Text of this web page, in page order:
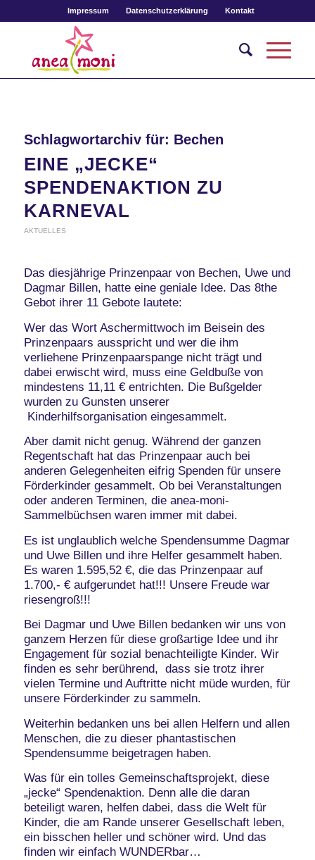
Impressum Datenschutzerklärung Kontakt
Schlagwortarchiv für: Bechen
EINE „JECKE“
SPENDENAKTION ZU
KARNEVAL
AKTUELLES
Das diesjährige Prinzenpaar von Bechen, Uwe und
Dagmar Billen, hatte eine geniale Idee. Das 8the
Gebot ihrer 11 Gebote lautete:
Wer das Wort Aschermittwoch im Beisein des
Prinzenpaars ausspricht und wer die ihm
verliehene Prinzenpaarspange nicht trägt und
dabei erwischt wird, muss eine Geldbuße von
mindestens 11,11 € entrichten. Die Bußgelder
wurden zu Gunsten unserer
Kinderhilfsorganisation eingesammelt.
Aber damit nicht genug. Während der ganzen
Regentschaft hat das Prinzenpaar auch bei
anderen Gelegenheiten eifrig Spenden für unsere
Förderkinder gesammelt. Ob bei Veranstaltungen
oder anderen Terminen, die anea-moni-
Sammelbüchsen waren immer mit dabei.
Es ist unglaublich welche Spendensumme Dagmar
und Uwe Billen und ihre Helfer gesammelt haben.
Es waren 1.595,52 €, die das Prinzenpaar auf
1.700,- € aufgerundet hat!!! Unsere Freude war
riesengroß!!!
Bei Dagmar und Uwe Billen bedanken wir uns von
ganzem Herzen für diese großartige Idee und ihr
Engagement für sozial benachteiligte Kinder. Wir
finden es sehr berührend, dass sie trotz ihrer
vielen Termine und Auftritte nicht müde wurden, für
unsere Förderkinder zu sammeln.
Weiterhin bedanken uns bei allen Helfern und allen
Menschen, die zu dieser phantastischen
Spendensumme beigetragen haben.
Was für ein tolles Gemeinschaftsprojekt, diese
„jecke“ Spendenaktion. Denn alle die daran
beteiligt waren, helfen dabei, dass die Welt für
Kinder, die am Rande unserer Gesellschaft leben,
ein bisschen heller und schöner wird. Und das
finden wir einfach WUNDERbar…